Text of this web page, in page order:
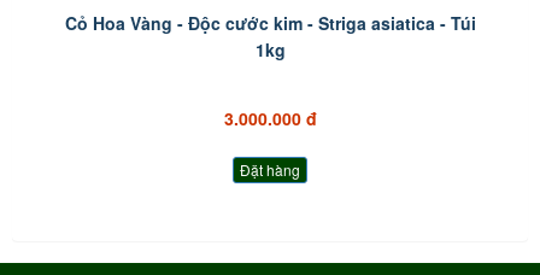
Cỏ Hoa Vàng - Độc cước kim - Striga asiatica - Túi
1kg
3.000.000 đ
Đặt hàng